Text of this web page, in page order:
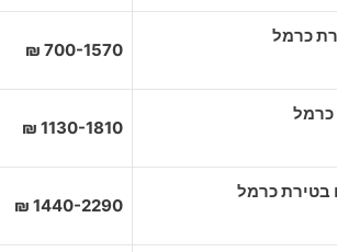
700-1570 ₪
1130-1810 ₪
1440-2290 ₪